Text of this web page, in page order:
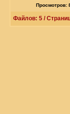
Просмотров:
Файлов: 5 /